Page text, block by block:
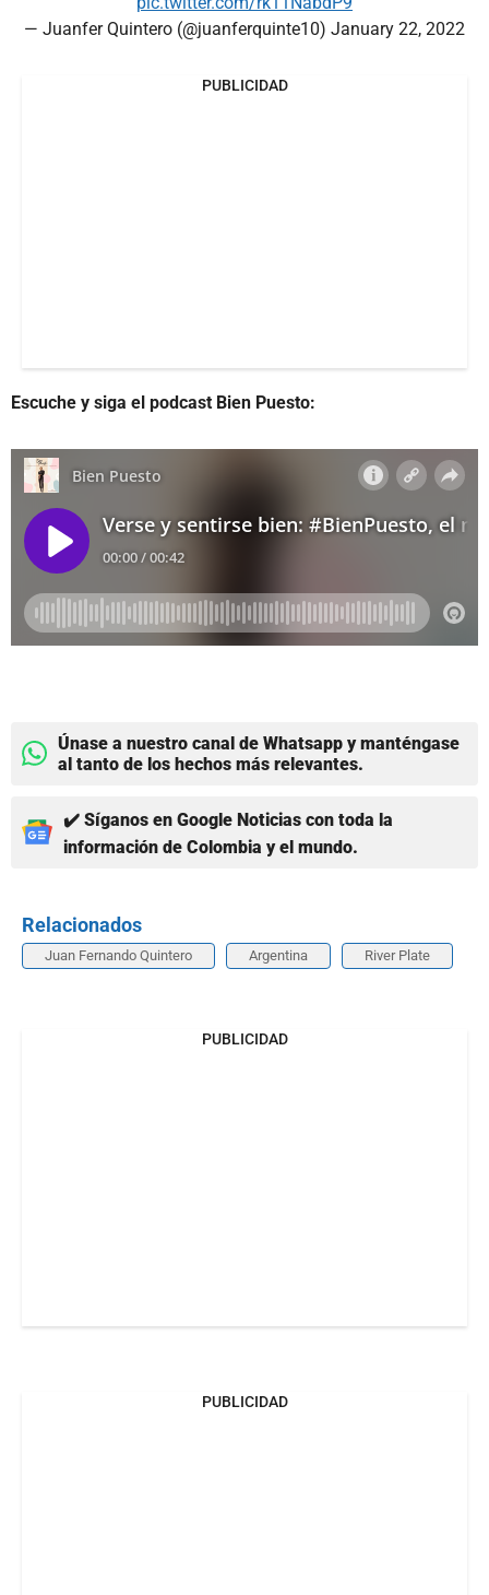
— Juanfer Quintero (@juanferquinte10) January 22, 2022
PUBLICIDAD
Escuche y siga el podcast Bien Puesto:
Únase a nuestro canal de Whatsapp y manténgase
al tanto de los hechos más relevantes.
✔️ Síganos en Google Noticias con toda la
información de Colombia y el mundo.
Relacionados
Juan Fernando Quintero Argentina River Plate
PUBLICIDAD
PUBLICIDAD